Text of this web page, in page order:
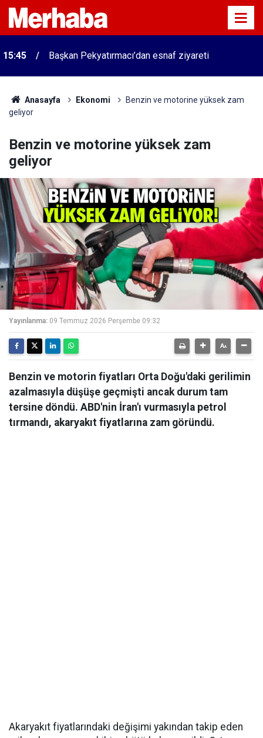
15:45 Başkan Pekyatırmacı’dan esnaf ziyareti
Anasayfa Ekonomi
Benzin ve motorine yüksek zam
geliyor
Benzin ve motorine yüksek zam
geliyor
Yayınlanma: 09 Temmuz 2026 Perşembe 09:32
Benzin ve motorin fiyatları Orta Doğu'daki gerilimin
azalmasıyla düşüşe geçmişti ancak durum tam
tersine döndü. ABD'nin İran'ı vurmasıyla petrol
tırmandı, akaryakıt fiyatlarına zam göründü.
Akaryakıt fiyatlarındaki değişimi yakından takip eden